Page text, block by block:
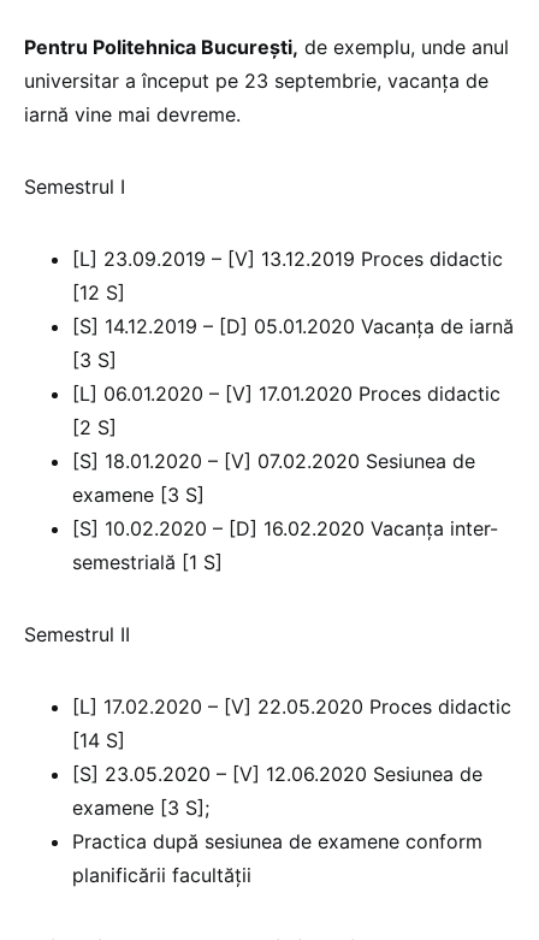
Pentru Politehnica București, de exemplu, unde anul
universitar a început pe 23 septembrie, vacanța de
iarnă vine mai devreme.
Semestrul I
[L] 23.09.2019 – [V] 13.12.2019 Proces didactic
[12 S]
[S] 14.12.2019 – [D] 05.01.2020 Vacanţa de iarnă
[3 S]
[L] 06.01.2020 – [V] 17.01.2020 Proces didactic
[2 S]
[S] 18.01.2020 – [V] 07.02.2020 Sesiunea de
examene [3 S]
[S] 10.02.2020 – [D] 16.02.2020 Vacanţa inter-
semestrială [1 S]
Semestrul II
[L] 17.02.2020 – [V] 22.05.2020 Proces didactic
[14 S]
[S] 23.05.2020 – [V] 12.06.2020 Sesiunea de
examene [3 S];
Practica după sesiunea de examene conform
planificării facultăţii